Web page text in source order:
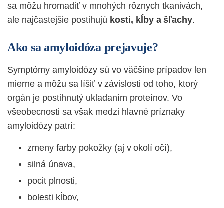
sa môžu hromadiť v mnohých rôznych tkanivách,
ale najčastejšie postihujú kosti, kĺby a šľachy.
Ako sa amyloidóza prejavuje?
Symptómy amyloidózy sú vo väčšine prípadov len
mierne a môžu sa líšiť v závislosti od toho, ktorý
orgán je postihnutý ukladaním proteínov. Vo
všeobecnosti sa však medzi hlavné príznaky
amyloidózy patrí:
zmeny farby pokožky (aj v okolí očí),
silná únava,
pocit plnosti,
bolesti kĺbov,